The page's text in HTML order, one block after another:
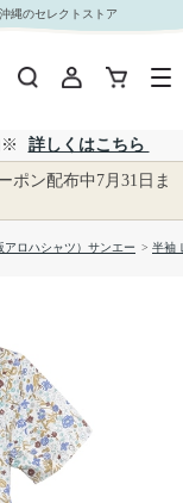
きなわセレクト サンエー公式
縄のセレクトストア
※
詳しくはこちら
ポン配布中7月31日ま
ロハシャツ）サンエー > 半袖